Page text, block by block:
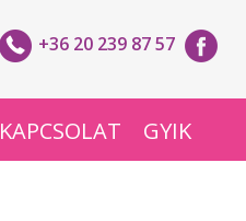
+36 20 239 87 57
KAPCSOLAT GYIK